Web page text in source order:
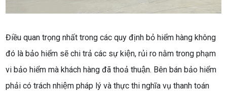
Điều quan trọng nhất trong các quy định bỏ hiểm hàng không
đó là bảo hiểm sẽ chi trả các sự kiện, rủi ro nằm trong phạm
vi bảo hiểm mà khách hàng đã thoả thuận. Bên bán bảo hiểm
phải có trách nhiệm pháp lý và thực thi nghĩa vụ thanh toán